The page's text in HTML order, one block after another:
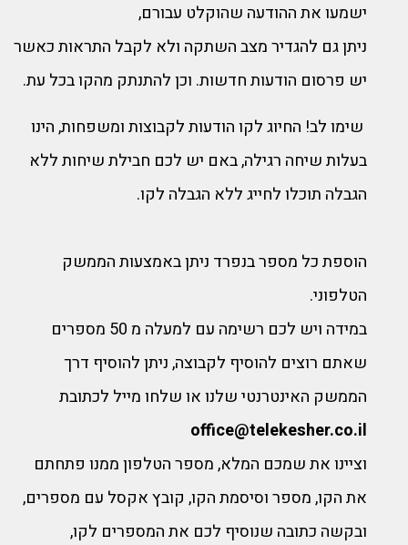
ישמעו את ההודעה שהוקלט עבורם,
ניתן גם להגדיר מצב השתקה ולא לקבל התראות כאשר
יש פרסום הודעות חדשות. וכן להתנתק מהקו בכל עת.
שימו לב! החיוג לקו הודעות לקבוצות ומשפחות, הינו
בעלות שיחה רגילה, באם יש לכם חבילת שיחות ללא
הגבלה תוכלו לחייג ללא הגבלה לקו.
הוספת כל מספר בנפרד ניתן באמצעות הממשק
הטלפוני.
במידה ויש לכם רשימה עם למעלה מ 50 מספרים
שאתם רוצים להוסיף לקבוצה, ניתן להוסיף דרך
הממשק האינטרנטי שלנו או שלחו מייל לכתובת
office@telekesher.co.il
וציינו את שמכם המלא, מספר הטלפון ממנו פתחתם
את הקו, מספר וסיסמת הקו, קובץ אקסל עם מספרים,
ובקשה כתובה שנוסיף לכם את המספרים לקו,